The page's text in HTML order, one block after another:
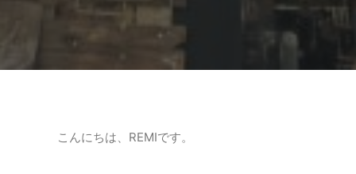
こんにちは、REMIです。